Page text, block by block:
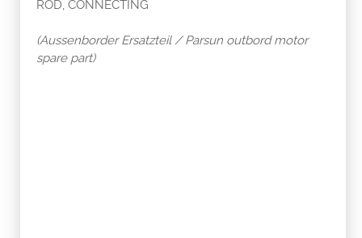
ROD, CONNECTING
(Aussenborder Ersatzteil / Parsun outbord motor
spare part)